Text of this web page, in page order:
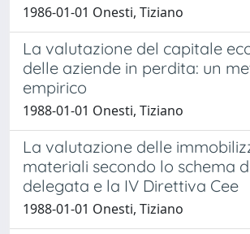
1986-01-01 Onesti, Tiziano
La valutazione del capitale
delle aziende in perdita: un
empirico
1988-01-01 Onesti, Tiziano
La valutazione delle
materiali secondo lo schema
delegata e la IV Direttiva Cee
1988-01-01 Onesti, Tiziano